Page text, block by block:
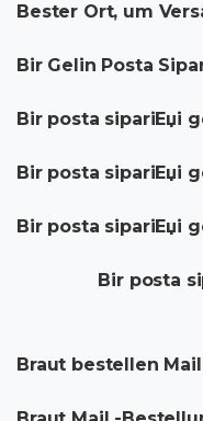
Bester Ort, um
Bir Gelin Posta
Bir posta sipariЕџi
Bir posta sipariЕџi
Bir posta sipariЕџi
Bir posta
Braut bestellen Mail